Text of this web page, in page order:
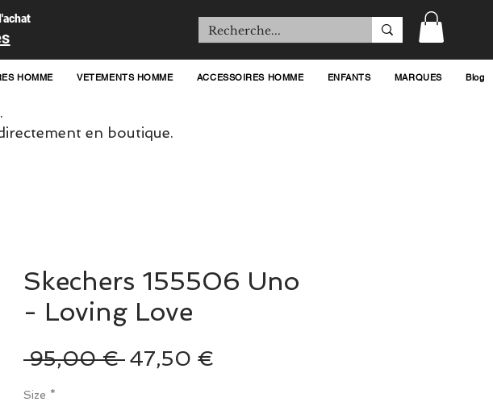
HOMME VETEMENTS HOMME ACCESSOIRES HOMME ENFANTS MARQUES Blog
en boutique.
Skechers 155506 Uno
- Loving Love
95,00 € Prix
47,50 €
Size *